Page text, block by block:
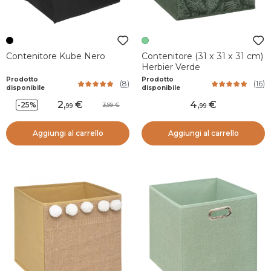
Contenitore Kube Nero
Prodotto
disponibile
(8)
-25% 2,99 3,99
Aggiungi al carrello
Contenitore (31 x 31 x 31 cm)
Herbier Verde
Prodotto
disponibile
(16)
4,99
Aggiungi al carrello